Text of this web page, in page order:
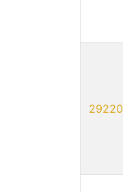
29220